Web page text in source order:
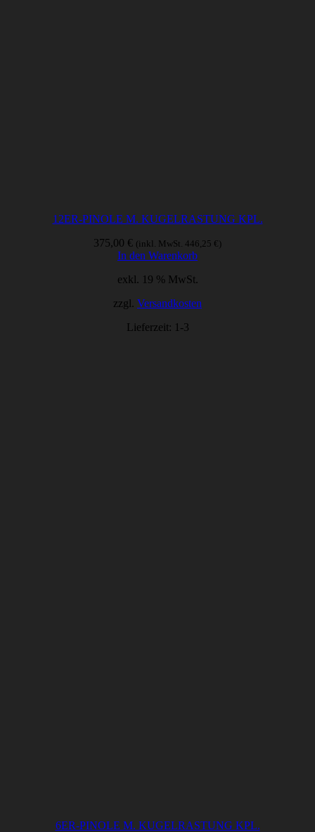
12ER-PINOLE M. KUGELRASTUNG KPL.
375,00 € (inkl. MwSt. 446,25 € )
In den Warenkorb
exkl. 19 % MwSt.
zzgl. Versandkosten
Lieferzeit: 1-3
6ER-PINOLE M. KUGELRASTUNG KPL.